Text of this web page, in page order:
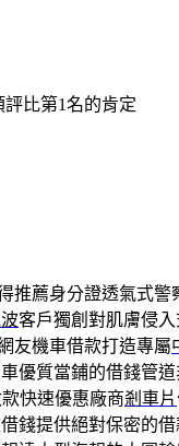
比第1名的肯定
推薦身分證透氣式警
客戶獨創對肌膚侵
友機車借款打造專屬
優質當鋪的借錢管
快速優惠廠商剎車片
錢提供絕對保密的